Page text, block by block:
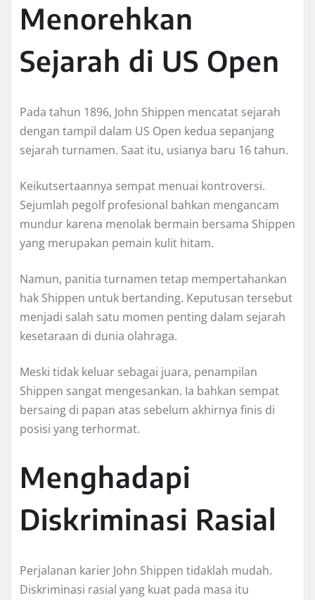
Menorehkan
Sejarah di US Open
Pada tahun 1896, John Shippen mencatat sejarah
dengan tampil dalam US Open kedua sepanjang
sejarah turnamen. Saat itu, usianya baru 16 tahun.
Keikutsertaannya sempat menuai kontroversi.
Sejumlah pegolf profesional bahkan mengancam
mundur karena menolak bermain bersama Shippen
yang merupakan pemain kulit hitam.
Namun, panitia turnamen tetap mempertahankan
hak Shippen untuk bertanding. Keputusan tersebut
menjadi salah satu momen penting dalam sejarah
kesetaraan di dunia olahraga.
Meski tidak keluar sebagai juara, penampilan
Shippen sangat mengesankan. Ia bahkan sempat
bersaing di papan atas sebelum akhirnya finis di
posisi yang terhormat.
Menghadapi
Diskriminasi Rasial
Perjalanan karier John Shippen tidaklah mudah.
Diskriminasi rasial yang kuat pada masa itu